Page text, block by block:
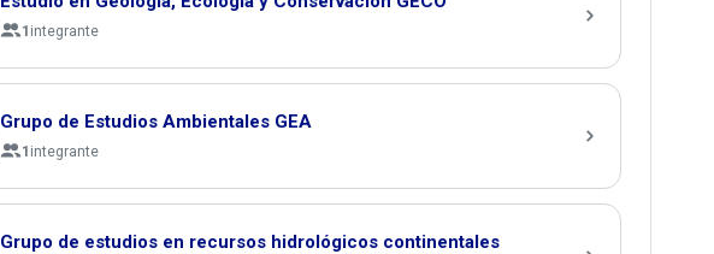
1 integrante
Grupo de Estudios Ambientales GEA
1 integrante
Grupo de estudios en recursos hidrológicos continentales